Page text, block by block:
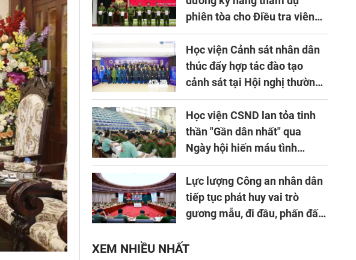
phiên tòa cho Điều tra viên
khóa 1 năm 2026
Học viện Cảnh sát nhân dân
thúc đẩy hợp tác đào tạo
cảnh sát tại Hội nghị thường
niên lần thứ 10 của Hiệp hội
APTA
Học viện CSND lan tỏa tinh
thần "Gần dân nhất" qua
Ngày hội hiến máu tình
nguyện
Lực lượng Công an nhân dân
tiếp tục phát huy vai trò
gương mẫu, đi đầu, phấn đấu
nhiệm vụ được giao
XEM NHIỀU NHẤT